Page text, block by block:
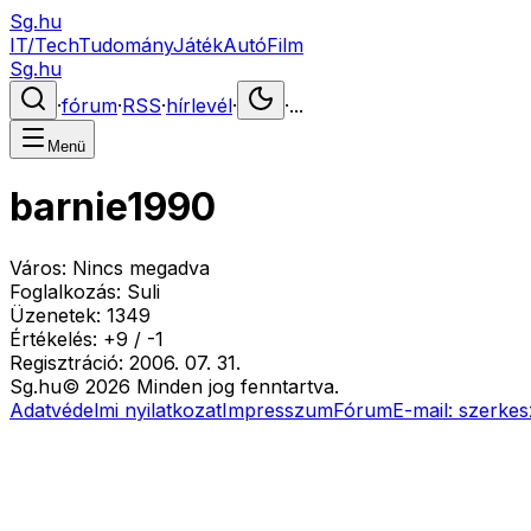
Sg.hu
IT/TechTudományJátékAutóFilm
Sg.hu
·fórum·RSS·hírlevél· ·...
Menü
barnie1990
Város: Nincs megadva
Foglalkozás: Suli
Üzenetek: 1349
Értékelés: +9 / -1
Regisztráció: 2006. 07. 31.
Sg.hu© 2026 Minden jog fenntartva.
Adatvédelmi nyilatkozatImpresszumFórumE-mail: